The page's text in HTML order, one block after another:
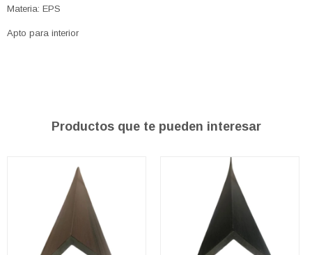
Materia: EPS
Apto para interior
Productos que te pueden interesar